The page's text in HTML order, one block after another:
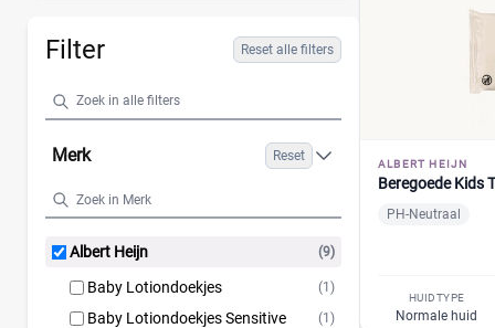
Filter Reset alle filters
Merk Reset
Albert Heijn (9)
Baby Lotiondoekjes (1)
Baby Lotiondoekjes Sensitive (1)
ALBERT HEIJN
Beregoede Kids
PH-Neutraal
HUIDTYPE
Normale huid